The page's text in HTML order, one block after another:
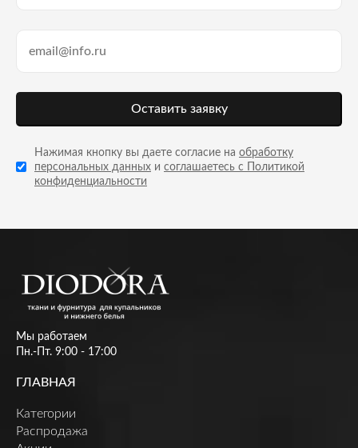
Оставить заявку
Нажимая кнопку вы даете согласие на обработку
персональных данных и соглашаетесь с Политикой
конфиденциальности
Мы работаем
Пн.-Пт. 9:00 - 17:00
ГЛАВНАЯ
Категории
Распродажа